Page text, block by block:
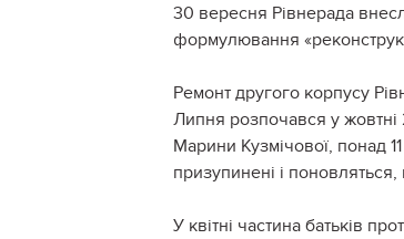
30 вересня Рівнерада
формулювання
Ремонт другого корпусу
Липня розпочався у жовтні
Марини Кузмічової, понад
призупинені і
У квітні частина батьків